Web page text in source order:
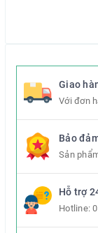
phó với vi khuẩn
Beta
của vi
bào, tăng
peptide
cân bằng
hệ miễn
Kẽm –
Giao
Với đơn
Bảo
Sản
Hỗ trợ
Hotline: